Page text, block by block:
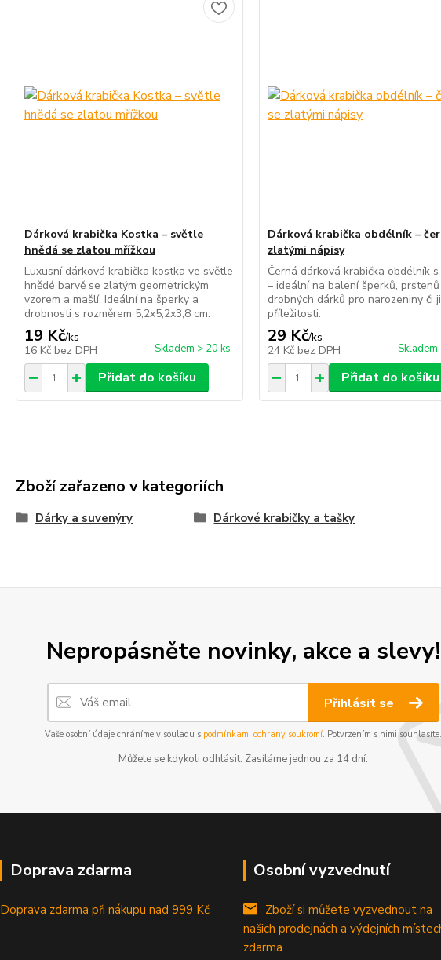
Dárková krabička Kostka – světle
hnědá se zlatou mřížkou
Luxusní dárková krabička kostka ve světle
hnědé barvě se zlatým geometrickým
vzorem a mašlí. Ideální na šperky a
drobnosti s rozměrem 5,2x5,2x3,8 cm.
19 Kč/ks
16 Kč bez DPH Skladem > 20 ks
Přidat do košíku
Dárková krabička obdélník –
zlatými nápisy
Černá dárková krabička obdélník
– ideální na balení šperků,
drobných dárků pro narozeniny či
příležitosti.
29 Kč/ks
24 Kč bez DPH Skladem
Přidat do košíku
Zboží zařazeno v kategoriích
Dárky a suvenýry Dárkové krabičky a tašky
Nepropásněte novinky, akce a slevy!
Přihlásit se
Vaše osobní údaje chráníme v souladu s podmínkami ochrany soukromí. Potvrzením s nimi souhlasíte.
Můžete se kdykoli odhlásit. Zasíláme jednou za 14 dní.
Doprava zdarma
Doprava zdarma při nákupu nad 999 Kč
Osobní vyzvednutí
Zboží si můžete vyzvednout na
našich prodejnách a výdejních
zdarma.